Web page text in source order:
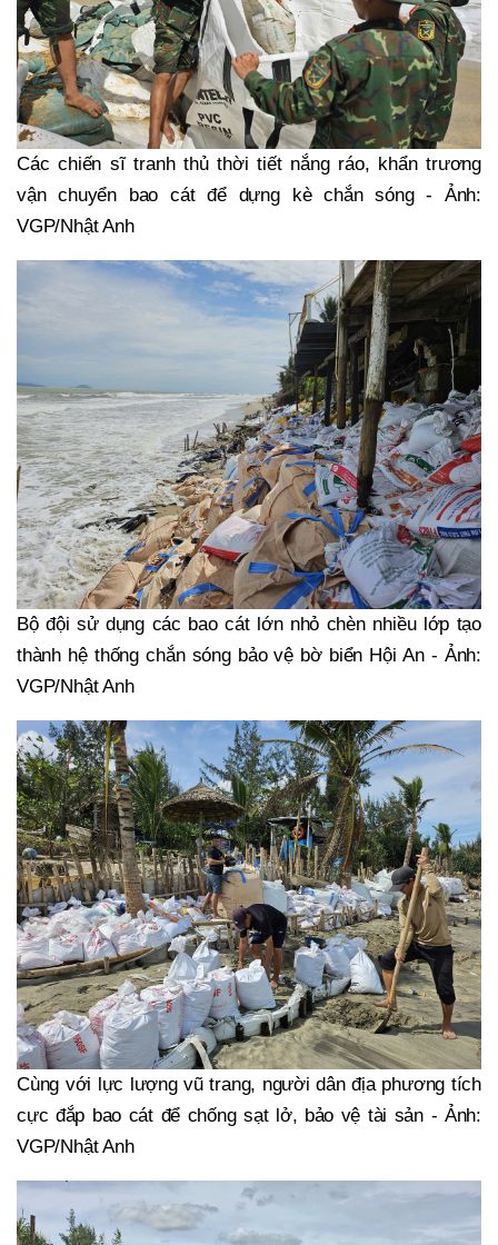
Các chiến sĩ tranh thủ thời tiết nắng ráo, khẩn trương
vận chuyển bao cát để dựng kè chắn sóng - Ảnh:
VGP/Nhật Anh
Bộ đội sử dụng các bao cát lớn nhỏ chèn nhiều lớp tạo
thành hệ thống chắn sóng bảo vệ bờ biển Hội An - Ảnh:
VGP/Nhật Anh
Cùng với lực lượng vũ trang, người dân địa phương tích
cực đắp bao cát để chống sạt lở, bảo vệ tài sản - Ảnh:
VGP/Nhật Anh